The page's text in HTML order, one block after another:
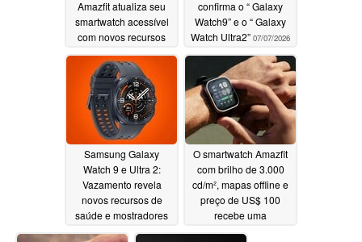
Amazfit atualiza seu
smartwatch acessível
com novos recursos
07/07/2026
confirma o “ Galaxy
Watch9” e o “ Galaxy
Watch Ultra2” 07/07/2026
Samsung Galaxy
Watch 9 e Ultra 2:
Vazamento revela
novos recursos de
saúde e mostradores
07/06/2026
O smartwatch Amazfit
com brilho de 3.000
cd/m², mapas offline e
preço de US$ 100
recebe uma